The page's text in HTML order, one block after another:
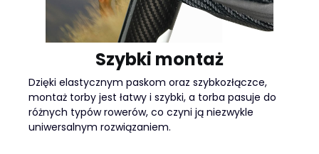
Szybki montaż
Dzięki elastycznym paskom oraz szybkozłączce,
montaż torby jest łatwy i szybki, a torba pasuje do
różnych typów rowerów, co czyni ją niezwykle
uniwersalnym rozwiązaniem.